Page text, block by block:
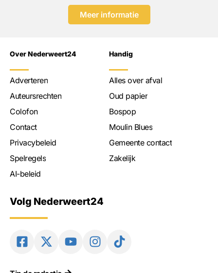
Meer informatie
Over Nederweert24
Adverteren
Auteursrechten
Colofon
Contact
Privacybeleid
Spelregels
AI-beleid
Handig
Alles over afval
Oud papier
Bospop
Moulin Blues
Gemeente contact
Zakelijk
Volg Nederweert24